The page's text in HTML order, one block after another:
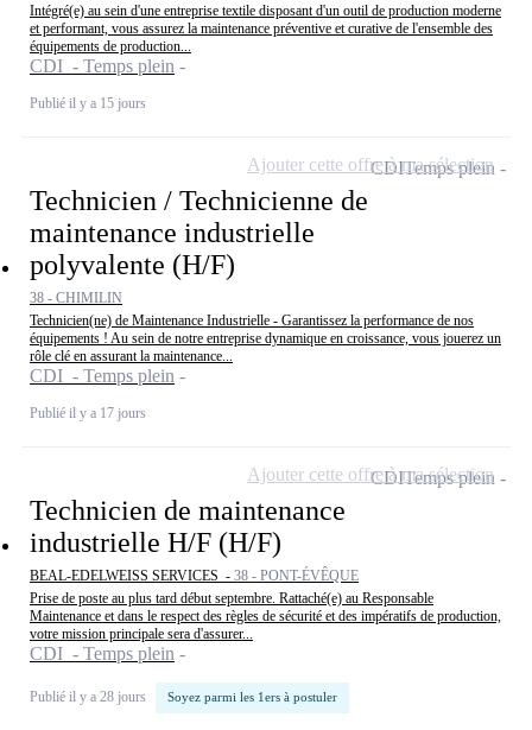
Intégré(e) au sein d'une entreprise textile disposant d'un outil de production moderne
et performant, vous assurez la maintenance préventive et curative de l'ensemble des
équipements de production...
CDI - Temps plein
Publié il y a 15 jours
Technicien / Technicienne de
maintenance industrielle
polyvalente (H/F)
38 - CHIMILIN
Technicien(ne) de Maintenance Industrielle - Garantissez la performance de nos
équipements ! Au sein de notre entreprise dynamique en croissance, vous jouerez un
rôle clé en assurant la maintenance...
CDI - Temps plein
Publié il y a 17 jours
CDITemps plein
Ajouter cette offre à ma sélection
Technicien de maintenance
industrielle H/F (H/F)
BEAL-EDELWEISS SERVICES - 38 - PONT-ÉVÊQUE
Prise de poste au plus tard début septembre. Rattaché(e) au Responsable
Maintenance et dans le respect des règles de sécurité et des impératifs de production,
votre mission principale sera d'assurer...
CDI - Temps plein
Publié il y a 28 jours Soyez parmi les 1ers à postuler
CDITemps plein
Ajouter cette offre à ma sélection